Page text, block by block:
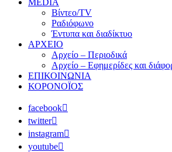
MEDIA
Βίντεο/TV
Ραδιόφωνο
Έντυπα και διαδίκτυο
ΑΡΧΕΙΟ
Αρχείο – Περιοδικά
Αρχείο – Εφημερίδες και
ΕΠΙΚΟΙΝΩΝΙΑ
ΚΟΡΟΝΟΪΟΣ
facebook
twitter
instagram
youtube